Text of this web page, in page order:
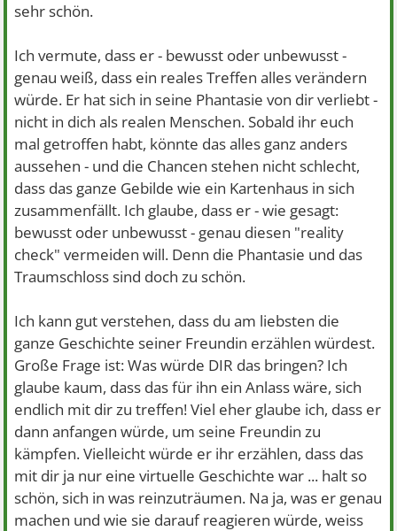
sehr schön.
Ich vermute, dass er - bewusst oder unbewusst -
genau weiß, dass ein reales Treffen alles verändern
würde. Er hat sich in seine Phantasie von dir verliebt -
nicht in dich als realen Menschen. Sobald ihr euch
mal getroffen habt, könnte das alles ganz anders
aussehen - und die Chancen stehen nicht schlecht,
dass das ganze Gebilde wie ein Kartenhaus in sich
zusammenfällt. Ich glaube, dass er - wie gesagt:
bewusst oder unbewusst - genau diesen "reality
check" vermeiden will. Denn die Phantasie und das
Traumschloss sind doch zu schön.
Ich kann gut verstehen, dass du am liebsten die
ganze Geschichte seiner Freundin erzählen würdest.
Große Frage ist: Was würde DIR das bringen? Ich
glaube kaum, dass das für ihn ein Anlass wäre, sich
endlich mit dir zu treffen! Viel eher glaube ich, dass er
dann anfangen würde, um seine Freundin zu
kämpfen. Vielleicht würde er ihr erzählen, dass das
mit dir ja nur eine virtuelle Geschichte war ... halt so
schön, sich in was reinzuträumen. Na ja, was er genau
machen und wie sie darauf reagieren würde, weiss